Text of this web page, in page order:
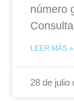
número
LEER MÁS »
28 de julio